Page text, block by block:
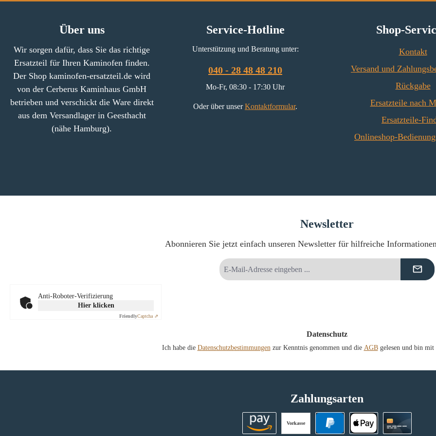
Über uns
Wir sorgen dafür, dass Sie das richtige
Ersatzteil für Ihren Kaminofen finden.
Der Shop kaminofen-ersatzteil.de wird
von der Cerberus Kaminhaus GmbH
betrieben und verschickt die Ware direkt
aus dem Versandlager in Geesthacht
(nähe Hamburg).
Service-Hotline
Unterstützung und Beratung unter:
040 - 28 48 48 210
Mo-Fr, 08:30 - 17:30 Uhr
Oder über unserKontaktformular.
Shop-
Kontakt
Versand und
Rückgabe
Ersatzteile nach
Ersatzteile-
Onlineshop-
Newsletter
Abonnieren Sie jetzt einfach unseren Newsletter für hilfreiche
E-
Mail-
Anti-Roboter-Verifizierung
Hier klicken
FriendlyCaptcha ⇗
Datenschutz
Ich habe die Datenschutzbestimmungenzur Kenntnis genommen und die AGBgelesen und bin mit
Zahlungsarten
Vorkasse